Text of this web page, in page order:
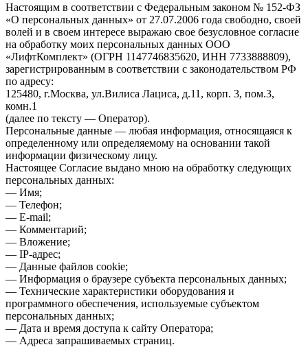
Настоящим в соответствии с Федеральным законом № 152-ФЗ
«О персональных данных» от 27.07.2006 года свободно, своей
волей и в своем интересе выражаю свое безусловное согласие
на обработку моих персональных данных ООО
«ЛифтКомплект» (ОГРН 1147746835620, ИНН 7733888809),
зарегистрированным в соответствии с законодательством РФ
по адресу:
125480, г.Москва, ул.Вилиса Лациса, д.11, корп. 3, пом.3,
комн.1
(далее по тексту — Оператор).
Персональные данные — любая информация, относящаяся к
определенному или определяемому на основании такой
информации физическому лицу.
Настоящее Согласие выдано мною на обработку следующих
персональных данных:
— Имя;
— Телефон;
— E-mail;
— Комментарий;
— Вложение;
— IP-адрес;
— Данные файлов cookie;
— Информация о браузере субъекта персональных данных;
— Технические характеристики оборудования и
программного обеспечения, используемые субъектом
персональных данных;
— Дата и время доступа к сайту Оператора;
— Адреса запрашиваемых страниц.